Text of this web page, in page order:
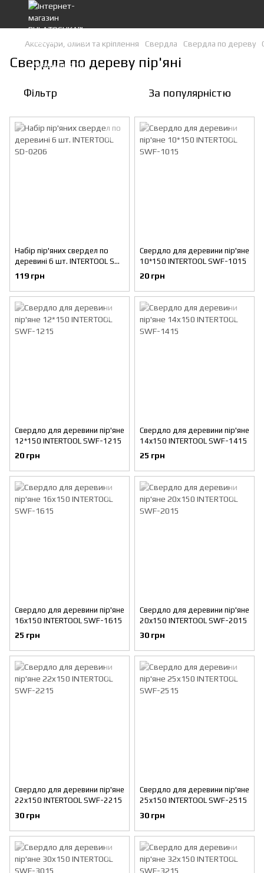
Аксесуари, оливи та кріплення Свердла Свердла по дереву
Свердла по дереву пір'яні
Фільтр За популярністю
Набір пір'яних свердел по
деревині 6 шт. INTERTOOL SD-
0206
119 грн
Свердло для деревини пір'яне
10*150 INTERTOOL SWF-1015
20 грн
Свердло для деревини пір'яне
12*150 INTERTOOL SWF-1215
20 грн
Свердло для деревини пір'яне
14x150 INTERTOOL SWF-1415
25 грн
Свердло для деревини пір'яне
16x150 INTERTOOL SWF-1615
25 грн
Свердло для деревини пір'яне
20x150 INTERTOOL SWF-2015
30 грн
Свердло для деревини пір'яне
22x150 INTERTOOL SWF-2215
30 грн
Свердло для деревини пір'яне
25x150 INTERTOOL SWF-2515
30 грн